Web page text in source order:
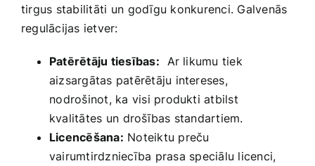
tirgus stabilitāti ⁢un⁢ godīgu konkurenci. Galvenās⁣
regulācijas ietver:
Patērētāju tiesības: ⁣ Ar likumu tiek
aizsargātas patērētāju intereses,
⁢nodrošinot, ka visi produkti atbilst
kvalitātes un ⁤drošības standartiem.
Licencēšana: Noteiktu‍ preču‌
vairumtirdzniecība prasa⁣ speciālu licenci,